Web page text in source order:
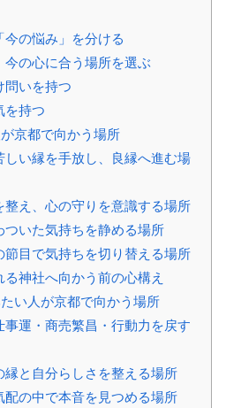
今の悩み」を分ける
今の心に合う場所を選ぶ
問いを持つ
を持つ
京都で向かう場所
しい縁を手放し、良縁へ進む場
整え、心の守りを意識する場所
ついた気持ちを静める場所
節目で気持ちを切り替える場所
神社へ向かう前の心構え
い人が京都で向かう場所
事運・商売繁昌・行動力を戻す
縁と自分らしさを整える場所
配の中で本音を見つめる場所